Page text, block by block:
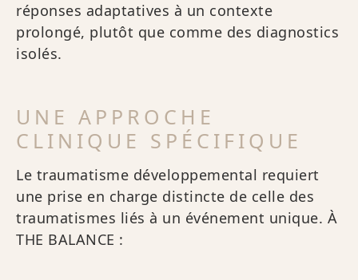
réponses adaptatives à un contexte
prolongé, plutôt que comme des diagnostics
isolés.
UNE APPROCHE
CLINIQUE SPÉCIFIQUE
Le traumatisme développemental requiert
une prise en charge distincte de celle des
traumatismes liés à un événement unique. À
THE BALANCE :